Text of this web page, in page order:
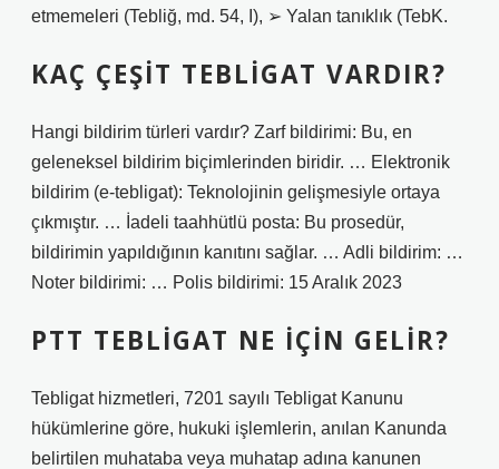
etmemeleri (Tebliğ, md. 54, I), ➢ Yalan tanıklık (TebK.
KAÇ ÇEŞIT TEBLIGAT VARDIR?
Hangi bildirim türleri vardır? Zarf bildirimi: Bu, en
geleneksel bildirim biçimlerinden biridir. … Elektronik
bildirim (e-tebligat): Teknolojinin gelişmesiyle ortaya
çıkmıştır. … İadeli taahhütlü posta: Bu prosedür,
bildirimin yapıldığının kanıtını sağlar. … Adli bildirim: …
Noter bildirimi: … Polis bildirimi: 15 Aralık 2023
PTT TEBLIGAT NE IÇIN GELIR?
Tebligat hizmetleri, 7201 sayılı Tebligat Kanunu
hükümlerine göre, hukuki işlemlerin, anılan Kanunda
belirtilen muhataba veya muhatap adına kanunen